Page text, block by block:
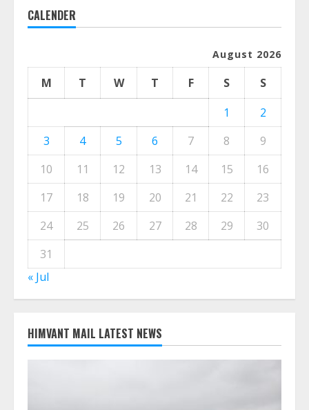
CALENDER
August 2026
M T W T F S
S
1
2
3
4 5 6 7 8
9
10
11 12 13 14 15
16
17
18 19 20 21 22
23
24
25 26 27 28 29
30
31
« Jul
HIMVANT MAIL LATEST NEWS